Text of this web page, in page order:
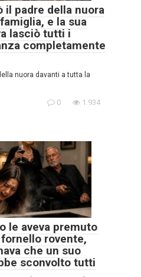
il padre della nuora
e la sua
lasciò tutti i
completamente
nuora davanti a tutta la
0 1.934
le aveva premuto
rovente,
che un suo
sconvolto tutti